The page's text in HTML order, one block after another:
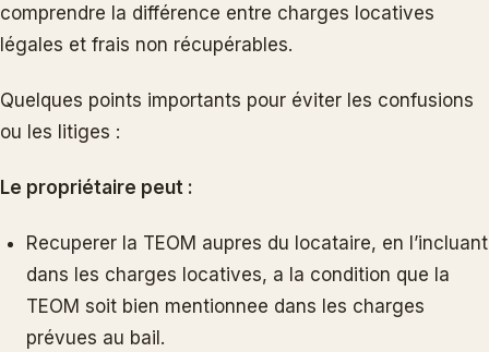
comprendre la différence entre charges locatives
légales et frais non récupérables.
Quelques points importants pour éviter les confusions
ou les litiges :
Le propriétaire peut :
Recuperer la TEOM aupres du locataire, en l’incluant
dans les charges locatives, a la condition que la
TEOM soit bien mentionnee dans les charges
prévues au bail.